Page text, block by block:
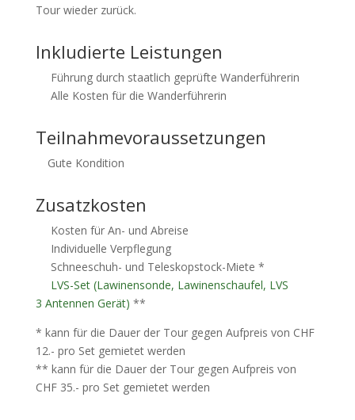
Tour wieder zurück.
Inkludierte Leistungen
Führung durch staatlich geprüfte Wanderführerin
Alle Kosten für die Wanderführerin
Teilnahmevoraussetzungen
Gute Kondition
Zusatzkosten
Kosten für An- und Abreise
Individuelle Verpflegung
Schneeschuh- und Teleskopstock-Miete *
LVS-Set (Lawinensonde, Lawinenschaufel, LVS
3 Antennen Gerät) **
* kann für die Dauer der Tour gegen Aufpreis von CHF
12.- pro Set gemietet werden
** kann für die Dauer der Tour gegen Aufpreis von
CHF 35.- pro Set gemietet werden